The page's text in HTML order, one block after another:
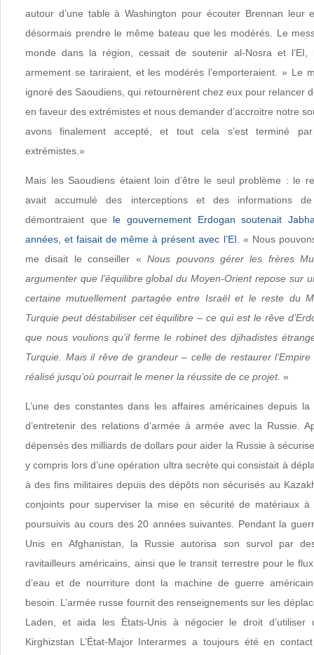
autour d’une table à Washington pour écouter Brennan leur
désormais prendre le même bateau que les modérés. Le
monde dans la région, cessait de soutenir al-Nosra et
armement se tariraient, et les modérés l’emporteraient. » Le
ignoré des Saoudiens, qui retournèrent chez eux pour relancer
en faveur des extrémistes et nous demander d’accroitre notre
avons finalement accepté, et tout cela s’est terminé
extrémistes.»
Mais les Saoudiens étaient loin d’être le seul problème : le
avait accumulé des interceptions et des informations
démontraient que le gouvernement Erdogan soutenait
années, et faisait de même à présent avec l’EI . « Nous
me disait le conseiller «Nous pouvons gérer les frères
argumenter que l’équilibre global du Moyen-Orient repose sur
certaine mutuellement partagée entre Israël et le reste du
Turquie peut déstabiliser cet équilibre – ce qui est le rêve
que nous voulions qu’il ferme le robinet des djihadistes
Turquie. Mais il rêve de grandeur – celle de restaurer
réalisé jusqu’où pourrait le mener la réussite de ce projet. »
L’une des constantes dans les affaires américaines depuis
d’entretenir des relations d’armée à armée avec la Russie.
dépensés des milliards de dollars pour aider la Russie à
y compris lors d’une opération ultra secrète qui consistait à
à des fins militaires depuis des dépôts non sécurisés au
conjoints pour superviser la mise en sécurité de matériaux
poursuivis au cours des 20 années suivantes. Pendant la
Unis en Afghanistan, la Russie autorisa son survol par
ravitailleurs américains, ainsi que le transit terrestre pour le
d’eau et de nourriture dont la machine de guerre
besoin. L’armée russe fournit des renseignements sur les
Laden, et aida les États-Unis à négocier le droit d’utiliser
Kirghizstan L’État-Major Interarmes a toujours été en